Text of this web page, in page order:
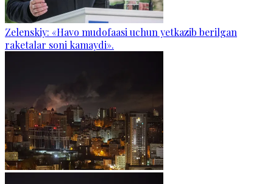
Zelenskiy: «Havo mudofaasi uchun yetkazib berilgan
raketalar soni kamaydi».